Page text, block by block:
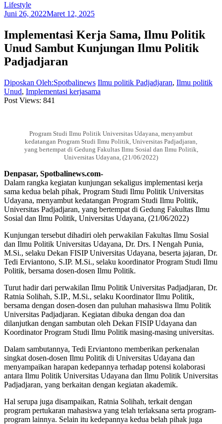
Lifestyle
Juni 26, 2022Maret 12, 2025
Implementasi Kerja Sama, Ilmu Politik
Unud Sambut Kunjungan Ilmu Politik
Padjadjaran
Diposkan Oleh:Spotbalinews Ilmu politik Padjadjaran, Ilmu politik
Unud, Implementasi kerjasama
Post Views: 841
Program Studi Ilmu Politik Universitas Udayana, menyambut
kedatangan Program Studi Ilmu Politik, Universitas Padjadjaran,
yang bertempat di Gedung Fakultas Ilmu Sosial dan Ilmu Politik,
Universitas Udayana, (21/06/2022)
Denpasar, Spotbalinews.com-
Dalam rangka kegiatan kunjungan sekaligus implementasi kerja
sama kedua belah pihak, Program Studi Ilmu Politik Universitas
Udayana, menyambut kedatangan Program Studi Ilmu Politik,
Universitas Padjadjaran, yang bertempat di Gedung Fakultas Ilmu
Sosial dan Ilmu Politik, Universitas Udayana, (21/06/2022)
Kunjungan tersebut dihadiri oleh perwakilan Fakultas Ilmu Sosial
dan Ilmu Politik Universitas Udayana, Dr. Drs. I Nengah Punia,
M.Si., selaku Dekan FISIP Universitas Udayana, beserta jajaran, Dr.
Tedi Erviantono, S.IP. M.Si., selaku koordinator Program Studi Ilmu
Politik, bersama dosen-dosen Ilmu Politik.
Turut hadir dari perwakilan Ilmu Politik Universitas Padjadjaran, Dr.
Ratnia Solihah, S.IP., M.Si., selaku Koordinator Ilmu Politik,
bersama dengan dosen-dosen dan puluhan mahasiswa Ilmu Politik
Universitas Padjadjaran. Kegiatan dibuka dengan doa dan
dilanjutkan dengan sambutan oleh Dekan FISIP Udayana dan
Koordinator Program Studi Ilmu Politik masing-masing universitas.
Dalam sambutannya, Tedi Erviantono memberikan perkenalan
singkat dosen-dosen Ilmu Politik di Universitas Udayana dan
menyampaikan harapan kedepannya terhadap potensi kolaborasi
antara Ilmu Politik Universitas Udayana dan Ilmu Politik Universitas
Padjadjaran, yang berkaitan dengan kegiatan akademik.
Hal serupa juga disampaikan, Ratnia Solihah, terkait dengan
program pertukaran mahasiswa yang telah terlaksana serta program-
program lainnya. Selain itu kedepannya kedua belah pihak juga